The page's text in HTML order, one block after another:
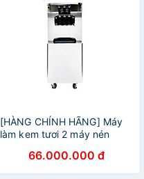
[HÀNG CHÍNH HÃNG] Máy
làm kem tươi 2 máy nén
66.000.000 đ